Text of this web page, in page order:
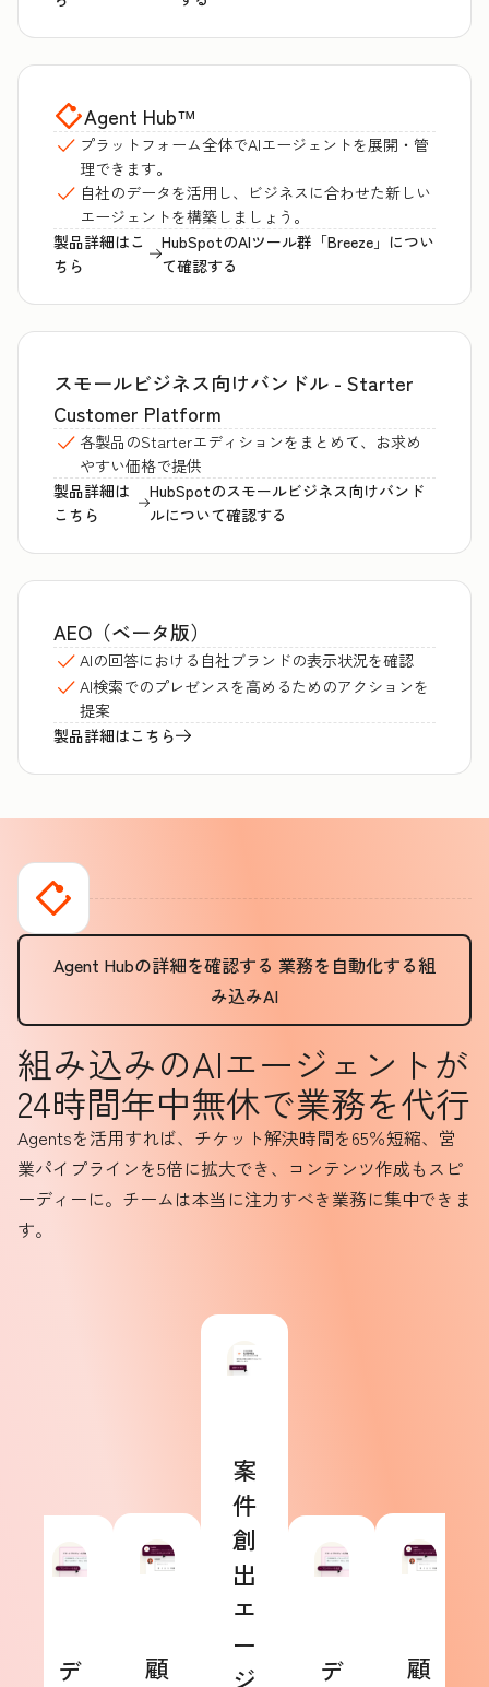
Agent Hub™
プラットフォーム全体でAIエージェントを展開・管
理できます。
自社のデータを活用し、ビジネスに合わせた新しい
エージェントを構築しましょう。
製品詳細はこ
ちら
HubSpotのAIツール群「Breeze」につい
て確認する
スモールビジネス向けバンドル - Starter
Customer Platform
各製品のStarterエディションをまとめて、お求め
やすい価格で提供
製品詳細は
こちら
HubSpotのスモールビジネス向けバンド
ルについて確認する
AEO（ベータ版）
AIの回答における自社ブランドの表示状況を確認
AI検索でのプレゼンスを高めるためのアクションを
提案
製品詳細はこちら
Agent Hubの詳細を確認する 業務を自動化する組
み込みAI
組み込みのAIエージェントが
24時間年中無休で業務を代行
Agentsを活用すれば、チケット解決時間を65％短縮、営
業パイプラインを5倍に拡大でき、コンテンツ作成もスピ
ーディーに。チームは本当に注力すべき業務に集中できま
す。
デ
顧
案
件
創
出
エ
ー
ジ
デ
顧